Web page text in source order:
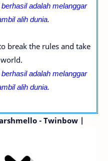
adalah melanggar
alih dunia.
break the rules and take
adalah melanggar
alih dunia.
- Twinbow |